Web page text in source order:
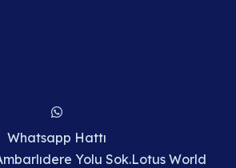
Whatsapp Hattı
Yolu Sok.Lotus World